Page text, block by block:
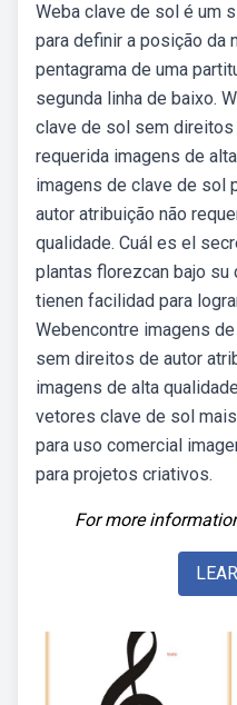
Weba clave de sol é um
para definir a posição da
pentagrama de uma
segunda linha de baixo.
clave de sol sem direitos
requerida imagens de
imagens de clave de sol
autor atribuição não
qualidade. Cuál es el
plantas florezcan bajo su
tienen facilidad para
Webencontre imagens
sem direitos de autor
imagens de alta
vetores clave de sol
para uso comercial
para projetos criativos.
For more